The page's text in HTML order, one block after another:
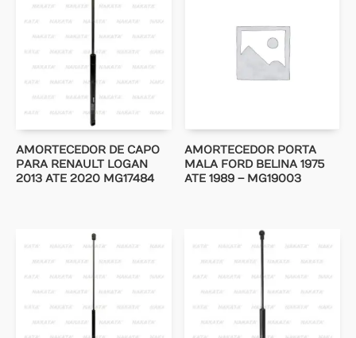
AMORTECEDOR DE CAPO
PARA RENAULT LOGAN
2013 ATE 2020 MG17484
AMORTECEDOR PORTA
MALA FORD BELINA 1975
ATE 1989 – MG19003